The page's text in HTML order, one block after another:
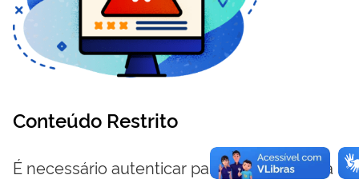
Conteúdo Restrito
É necessário autenticar para visualizar essa